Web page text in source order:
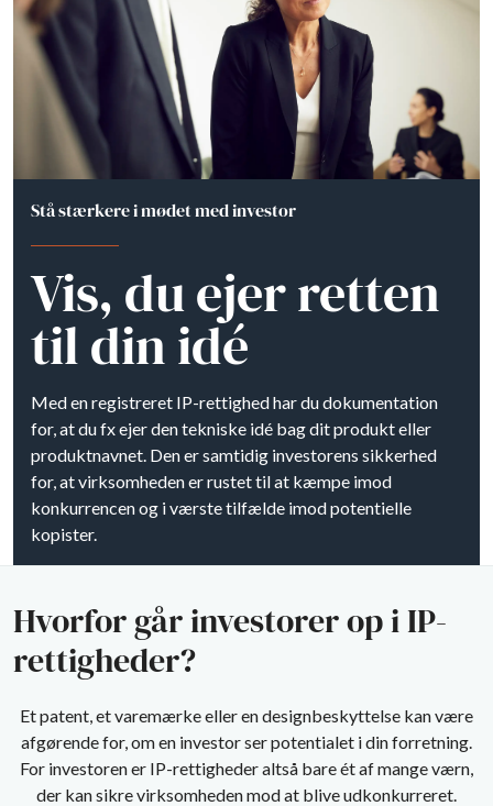
Stå stærkere i mødet med investor
Vis, du ejer retten
til din idé
Med en registreret IP-rettighed har du dokumentation
for, at du fx ejer den tekniske idé bag dit produkt eller
produktnavnet. Den er samtidig investorens sikkerhed
for, at virksomheden er rustet til at kæmpe imod
konkurrencen og i værste tilfælde imod potentielle
kopister.
Hvorfor går investorer op i IP-
rettigheder?
Et patent, et varemærke eller en designbeskyttelse kan være
afgørende for, om en investor ser potentialet i din forretning.
For investoren er IP-rettigheder altså bare ét af mange værn,
der kan sikre virksomheden mod at blive udkonkurreret.